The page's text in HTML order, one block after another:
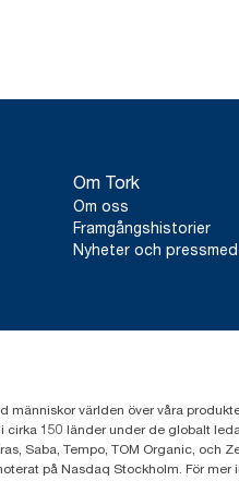
Om Tork
Om oss
Framgångshistorier
Nyheter och
världen över våra
150 länder under de globalt
Saba, Tempo, TOM Organic, och
på Nasdaq Stockholm. För mer